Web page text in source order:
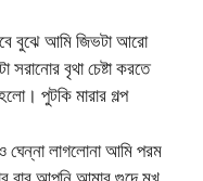
বুঝে আমি জিভটা আরো
বৃথা চেষ্টা করতে
পুটকি মারার গল্প
লাগলোনা আমি পরম